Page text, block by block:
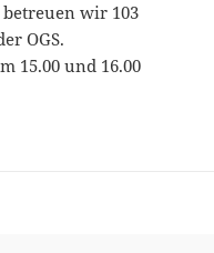
wir 103
OGS.
15.00 und 16.00